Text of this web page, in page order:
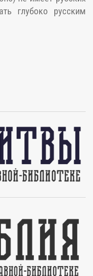
глубоко русским